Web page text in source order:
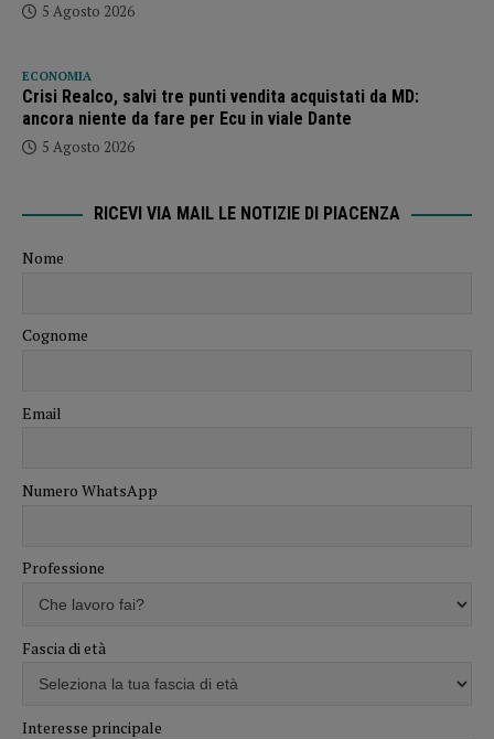
5 Agosto 2026
ECONOMIA
Crisi Realco, salvi tre punti vendita acquistati da MD:
ancora niente da fare per Ecu in viale Dante
5 Agosto 2026
RICEVI VIA MAIL LE NOTIZIE DI PIACENZA
Nome
Cognome
Email
Numero WhatsApp
Professione
Fascia di età
Interesse principale